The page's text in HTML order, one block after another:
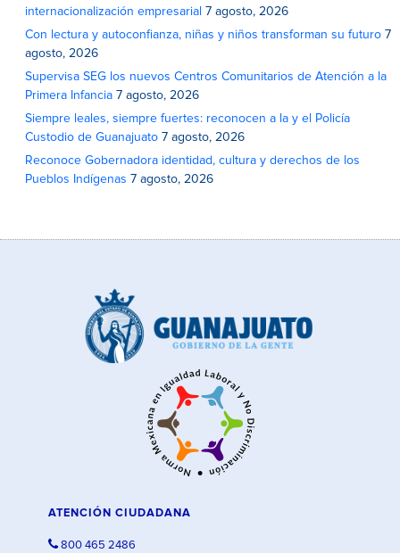
internacionalización empresarial 7 agosto, 2026
Con lectura y autoconfianza, niñas y niños transforman su futuro 7
agosto, 2026
Supervisa SEG los nuevos Centros Comunitarios de Atención a la
Primera Infancia 7 agosto, 2026
Siempre leales, siempre fuertes: reconocen a la y el Policía
Custodio de Guanajuato 7 agosto, 2026
Reconoce Gobernadora identidad, cultura y derechos de los
Pueblos Indígenas 7 agosto, 2026
ATENCIÓN CIUDADANA
800 465 2486